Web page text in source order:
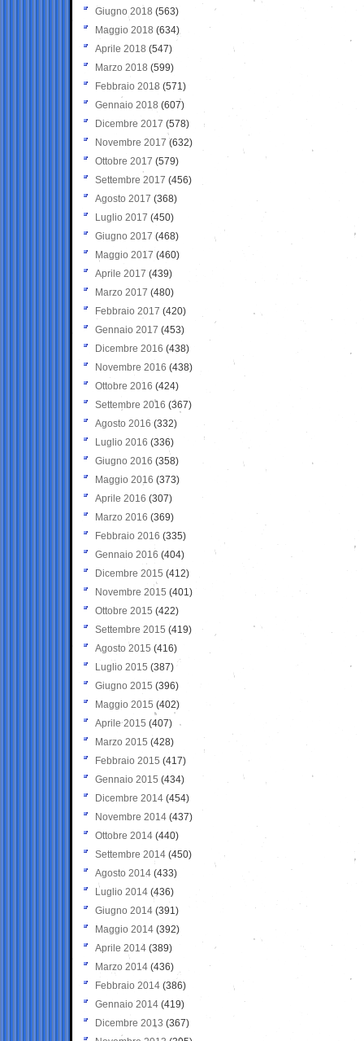
Giugno 2018 (563)
Maggio 2018 (634)
Aprile 2018 (547)
Marzo 2018 (599)
Febbraio 2018 (571)
Gennaio 2018 (607)
Dicembre 2017 (578)
Novembre 2017 (632)
Ottobre 2017 (579)
Settembre 2017 (456)
Agosto 2017 (368)
Luglio 2017 (450)
Giugno 2017 (468)
Maggio 2017 (460)
Aprile 2017 (439)
Marzo 2017 (480)
Febbraio 2017 (420)
Gennaio 2017 (453)
Dicembre 2016 (438)
Novembre 2016 (438)
Ottobre 2016 (424)
Settembre 2016 (367)
Agosto 2016 (332)
Luglio 2016 (336)
Giugno 2016 (358)
Maggio 2016 (373)
Aprile 2016 (307)
Marzo 2016 (369)
Febbraio 2016 (335)
Gennaio 2016 (404)
Dicembre 2015 (412)
Novembre 2015 (401)
Ottobre 2015 (422)
Settembre 2015 (419)
Agosto 2015 (416)
Luglio 2015 (387)
Giugno 2015 (396)
Maggio 2015 (402)
Aprile 2015 (407)
Marzo 2015 (428)
Febbraio 2015 (417)
Gennaio 2015 (434)
Dicembre 2014 (454)
Novembre 2014 (437)
Ottobre 2014 (440)
Settembre 2014 (450)
Agosto 2014 (433)
Luglio 2014 (436)
Giugno 2014 (391)
Maggio 2014 (392)
Aprile 2014 (389)
Marzo 2014 (436)
Febbraio 2014 (386)
Gennaio 2014 (419)
Dicembre 2013 (367)